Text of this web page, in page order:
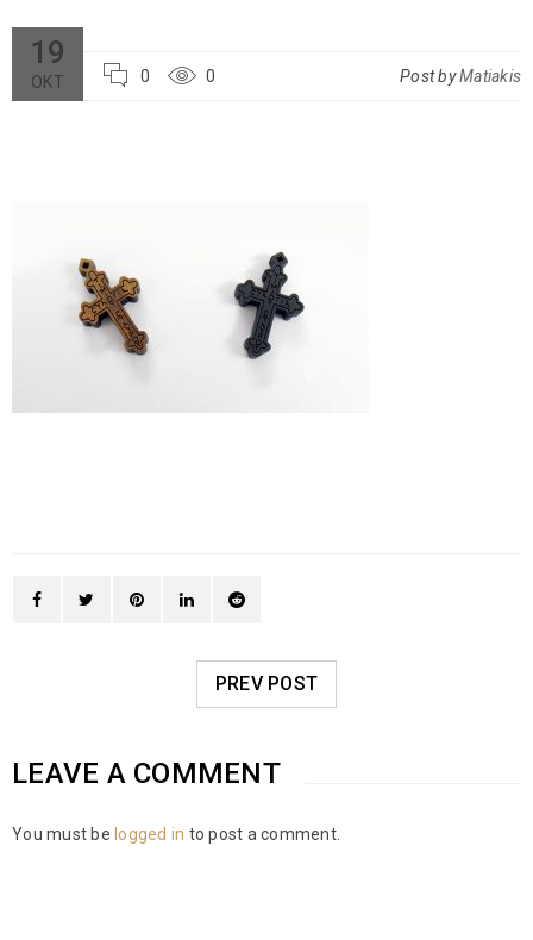
19
ΟΚΤ 0 0 Post byMatiakis
PREV POST
LEAVE A COMMENT
You must be logged in to post a comment.